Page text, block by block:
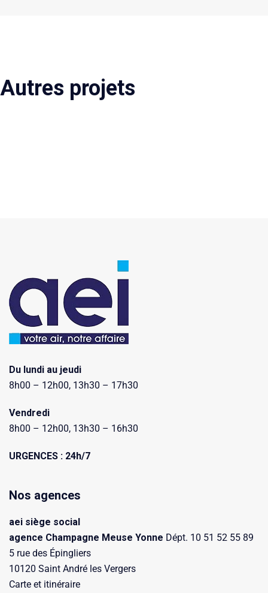
Autres projets
Du lundi au jeudi
8h00 – 12h00, 13h30 – 17h30
Vendredi
8h00 – 12h00, 13h30 – 16h30
URGENCES : 24h/7
Nos agences
aei siège social
agence Champagne Meuse Yonne Dépt. 10 51 52 55 89
5 rue des Épingliers
10120 Saint André les Vergers
Carte et itinéraire